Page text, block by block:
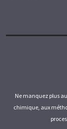
Ne manquez plus
chimique, aux